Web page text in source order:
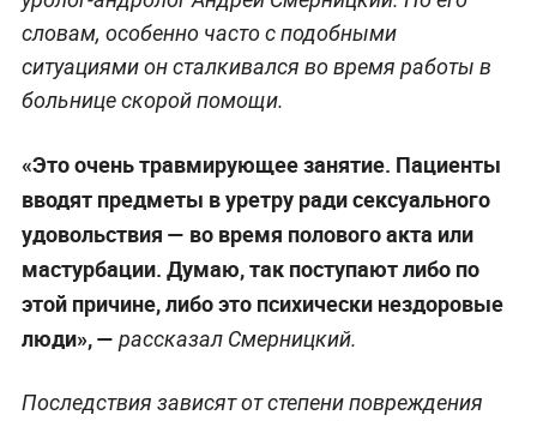
словам, особенно часто с подобными
ситуациями он сталкивался во время работы в
больнице скорой помощи.
«Это очень травмирующее занятие. Пациенты
вводят предметы в уретру ради сексуального
удовольствия — во время полового акта или
мастурбации. Думаю, так поступают либо по
этой причине, либо это психически нездоровые
люди», — рассказал Смерницкий.
Последствия зависят от степени повреждения